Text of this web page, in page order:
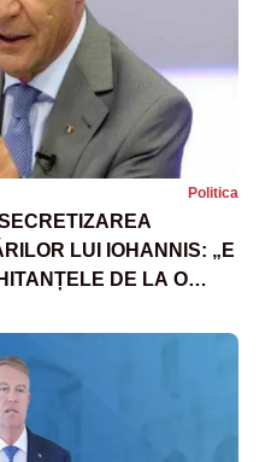
Politica
LUI IOHANNIS: „E
DE LA O